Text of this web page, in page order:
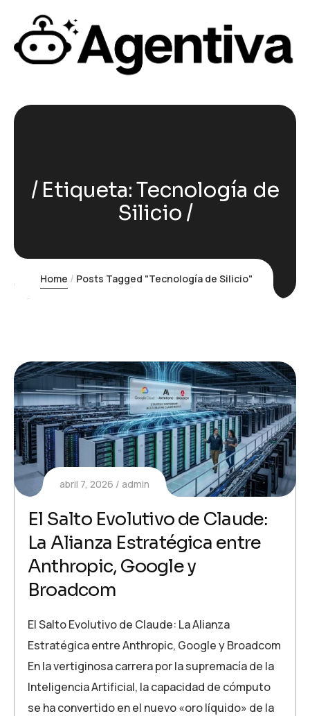
Etiqueta:Tecnología de
Silicio
Home Posts Tagged "Tecnología de Silicio"
abril 7, 2026 admin
El Salto Evolutivo de Claude:
La Alianza Estratégica entre
Anthropic, Google y
Broadcom
El Salto Evolutivo de Claude: La Alianza
Estratégica entre Anthropic, Google y Broadcom
En la vertiginosa carrera por la supremacía de la
Inteligencia Artificial, la capacidad de cómputo
se ha convertido en el nuevo «oro líquido» de la